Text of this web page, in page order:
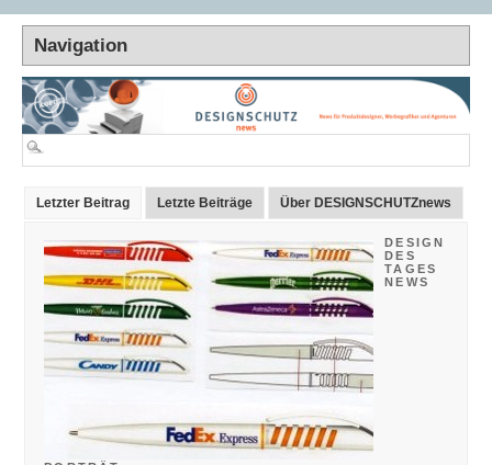
Letzter Beitrag Letzte Beiträge Über DESIGNSCHUTZnews
DESIGN
DES
TAGES
NEWS